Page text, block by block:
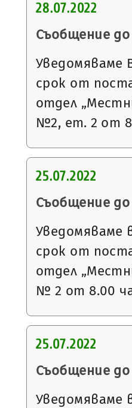
28.07.2022
Съобщение
Уведомяваме
срок от
отдел
№2, ет. 2 от
25.07.2022
Съобщение
Уведомяваме
срок от
отдел
№ 2 от 8.00
25.07.2022
Съобщение
Уведомяваме